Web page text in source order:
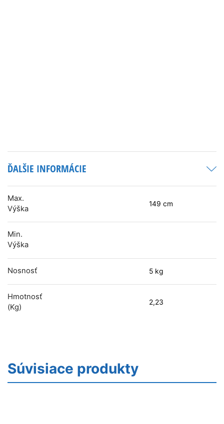
ĎALŠIE INFORMÁCIE
Max.
Výška
149 cm
Min.
Výška
Nosnosť 5 kg
Hmotnosť
(kg)
2,23
Súvisiace produkty